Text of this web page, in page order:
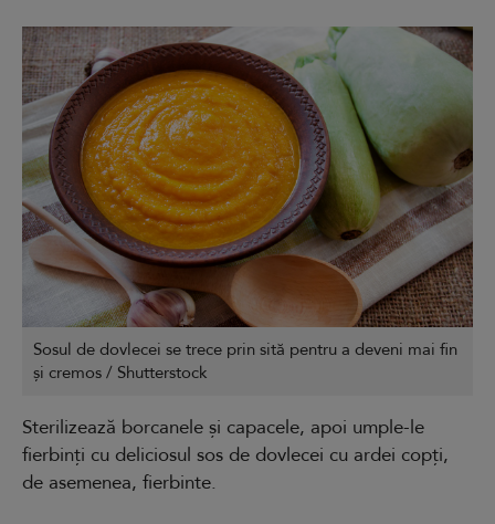
Sosul de dovlecei se trece prin sită pentru a deveni mai fin
și cremos / Shutterstock
Sterilizează borcanele și capacele, apoi umple-le
fierbinți cu deliciosul sos de dovlecei cu ardei copți,
de asemenea, fierbinte.